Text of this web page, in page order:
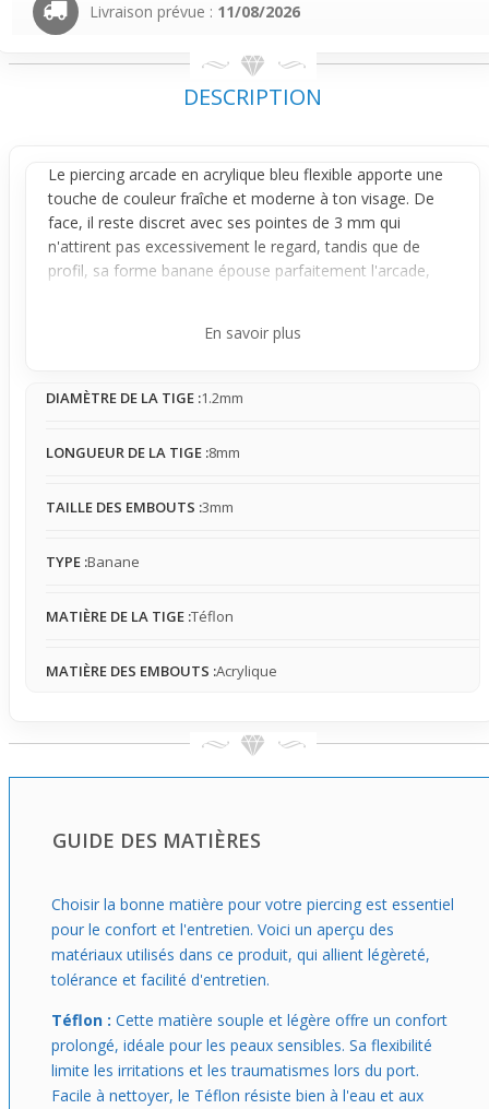
Livraison prévue : 11/08/2026
DESCRIPTION
Le piercing arcade en acrylique bleu flexible apporte une
touche de couleur fraîche et moderne à ton visage. De
face, il reste discret avec ses pointes de 3 mm qui
n'attirent pas excessivement le regard, tandis que de
profil, sa forme banane épouse parfaitement l'arcade,
naturellement les mouvements du visage sans gêner,
Conçu avec une tige en téflon souple de 1,2 mm et 8 mm
bien à la morphologie de l'arcade. Les pointes en
elles deviennent plus lumineuses. Ce bijou peut accrocher
embouts, il convient donc davantage à un usage modéré
Idéal pour celles et ceux qui veulent afficher un style
est parfait pour une utilisation quotidienne dans un
visage, ce qui le rend parfait pour affirmer sa personnalité
En savoir plus
DIAMÈTRE DE LA TIGE :1.2mm
LONGUEUR DE LA TIGE :8mm
TAILLE DES EMBOUTS :3mm
TYPE :Banane
MATIÈRE DE LA TIGE :Téflon
MATIÈRE DES EMBOUTS :Acrylique
GUIDE DES MATIÈRES
Choisir la bonne matière pour votre piercing est essentiel
pour le confort et l'entretien. Voici un aperçu des
matériaux utilisés dans ce produit, qui allient légèreté,
tolérance et facilité d'entretien.
Téflon : Cette matière souple et légère offre un confort
prolongé, idéale pour les peaux sensibles. Sa flexibilité
limite les irritations et les traumatismes lors du port.
Facile à nettoyer, le Téflon résiste bien à l'eau et aux